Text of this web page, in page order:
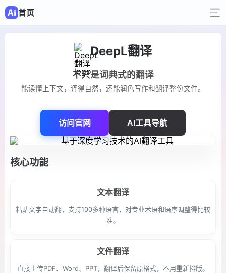
首页
DeepL翻译
不只是词典式的翻译
能读懂上下文，译得自然，还能润色写作和翻译整份文件。
访问官网 AI工具导航
核心功能
文本翻译
粘贴文字自动翻，支持100多种语言，对专业术语和语序调整得比较
准。
文件翻译
直接上传PDF、Word、PPT，翻译后保留原格式，不用重新排版。